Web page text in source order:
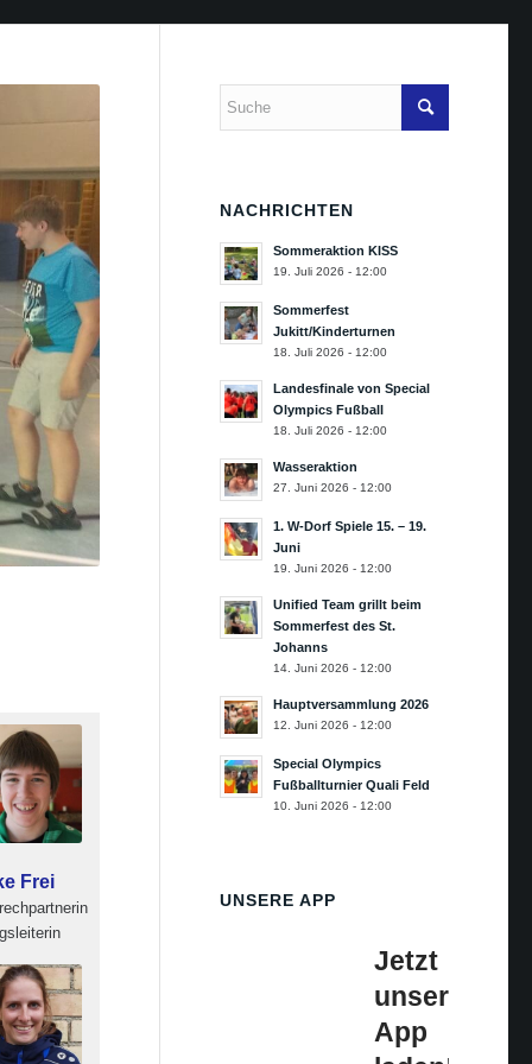
Frei
NACHRICHTEN
Sommeraktion KISS
19. Juli 2026 - 12:00
Sommerfest
Jukitt/Kinderturnen
18. Juli 2026 - 12:00
Landesfinale von Special
Olympics Fußball
18. Juli 2026 - 12:00
Wasseraktion
27. Juni 2026 - 12:00
1. W-Dorf Spiele 15. – 19.
Juni
19. Juni 2026 - 12:00
Unified Team grillt beim
Sommerfest des St.
Johanns
14. Juni 2026 - 12:00
Hauptversammlung 2026
12. Juni 2026 - 12:00
Special Olympics
Fußballturnier Quali Feld
10. Juni 2026 - 12:00
UNSERE APP
Jetzt
unsere
App